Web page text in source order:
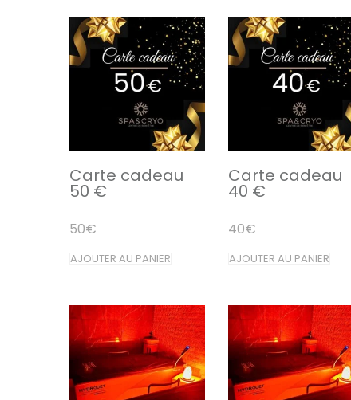
Carte cadeau
50 €
50€
AJOUTER AU PANIER
Carte cadeau
40 €
40€
AJOUTER AU PANIER